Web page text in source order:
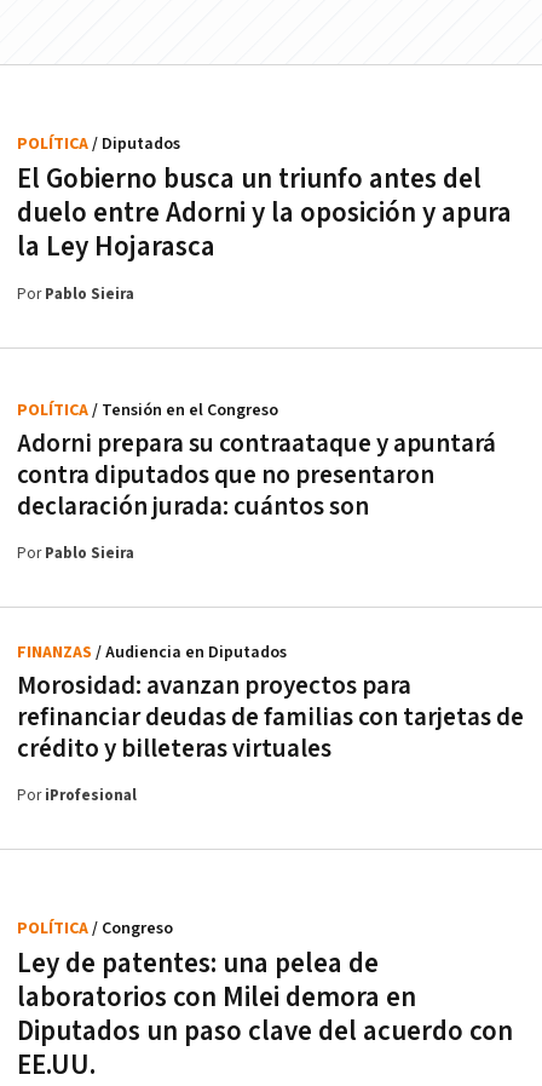
El Gobierno busca un triunfo antes del
duelo entre Adorni y la oposición y apura
la Ley Hojarasca
POLÍTICA/ Diputados
PorPablo Sieira
Adorni prepara su contraataque y apuntará
contra diputados que no presentaron
declaración jurada: cuántos son
POLÍTICA/ Tensión en el Congreso
PorPablo Sieira
Morosidad: avanzan proyectos para
refinanciar deudas de familias con tarjetas de
crédito y billeteras virtuales
FINANZAS / Audiencia en Diputados
PoriProfesional
Ley de patentes: una pelea de
laboratorios con Milei demora en
Diputados un paso clave del acuerdo con
EE.UU.
POLÍTICA/ Congreso